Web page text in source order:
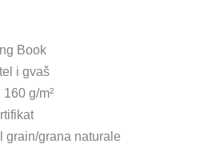
Book
i gvaš
g/m²
grain/grana naturale